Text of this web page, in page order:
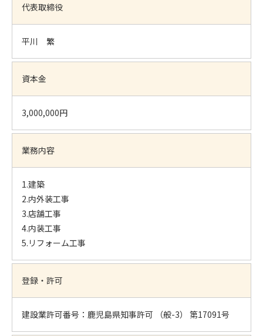
代表取締役
平川 繁
資本金
3,000,000円
業務内容
1.建築
2.内外装工事
3.店舗工事
4.内装工事
5.リフォーム工事
登録・許可
建設業許可番号：鹿児島県知事許可 （般-3） 第17091号